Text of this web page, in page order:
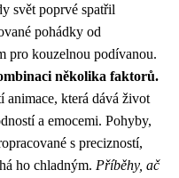
svět poprvé spatřil
pohádky od
pro kouzelnou podívanou.
několika faktorů.
animace, která dává život
a emocemi. Pohyby,
s precizností,
ho chladným. Příběhy, ač